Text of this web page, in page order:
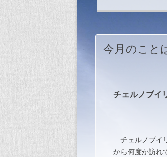
今月のこと
チェルノブイ
チェルノブイ
から何度か訪れ